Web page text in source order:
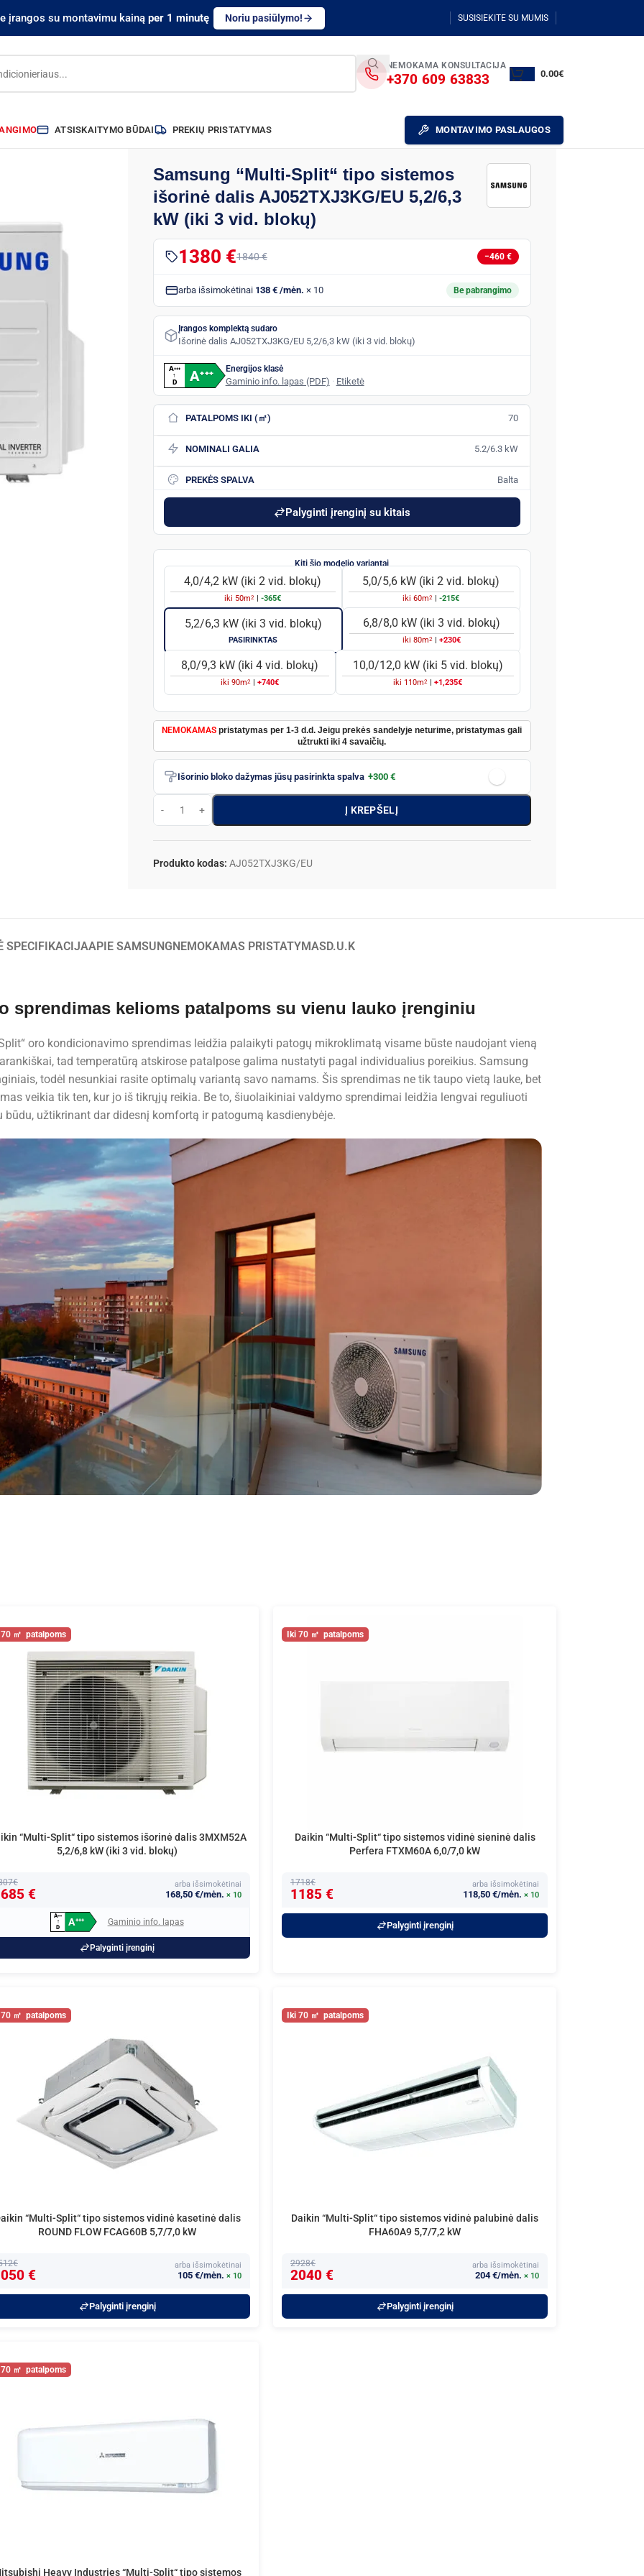
įrangos su montavimu kainą per 1 minutę Noriu pasiūlymo! SUSISIEKITE SU MUMIS
NEMOKAMA KONSULTACIJA
+370 609 63833 0.00€
ATSISKAITYMO BŪDAI PREKIŲ PRISTATYMAS MONTAVIMO PASLAUGOS
Samsung “Multi-Split“ tipo sistemos
išorinė dalis AJ052TXJ3KG/EU 5,2/6,3
kW (iki 3 vid. blokų)
1380 €1840 € −460 €
arba išsimokėtinai 138 € /mėn. × 10 Be pabrangimo
Įrangos komplektą sudaro
Išorinė dalis AJ052TXJ3KG/EU 5,2/6,3 kW (iki 3 vid. blokų)
A+++
↑
D A+++ Energijos klasė
Gaminio info. lapas (PDF) · Etiketė
PATALPOMS IKI (㎡) 70
NOMINALI GALIA 5.2/6.3 kW
PREKĖS SPALVA Balta
Palyginti įrenginį su kitais
4,0/4,2 kW (iki 2 vid. blokų)
iki 50m2 -365€
5,0/5,6 kW (iki 2 vid. blokų)
iki60m2 -215€
5,2/6,3 kW (iki 3 vid. blokų)
PASIRINKTAS
6,8/8,0 kW (iki 3 vid. blokų)
iki 80m2 +230€
8,0/9,3 kW (iki 4 vid. blokų)
iki 90m2 +740€
10,0/12,0 kW (iki 5 vid. blokų)
iki 110m2 +1,235€
NEMOKAMAS pristatymas per 1-3 d.d. Jeigu prekės sandelyje neturime, pristatymas gali
užtrukti iki 4 savaičių.
Išorinio bloko dažymas jūsų pasirinkta spalva +300 €
Į KREPŠELĮ
Produkto kodas: AJ052TXJ3KG/EU
SPECIFIKACIJAAPIE SAMSUNG NEMOKAMAS PRISTATYMAS D.U.K
sprendimas kelioms patalpoms su vienu lauko įrenginiu
oro kondicionavimo sprendimas leidžia palaikyti patogų mikroklimatą visame būste naudojant vieną
tad temperatūrą atskirose patalpose galima nustatyti pagal individualius poreikius. Samsung
todėl nesunkiai rasite optimalų variantą savo namams. Šis sprendimas ne tik taupo vietą lauke, bet
veikia tik ten, kur jo iš tikrųjų reikia. Be to, šiuolaikiniai valdymo sprendimai leidžia lengvai reguliuoti
būdu, užtikrinant dar didesnį komfortą ir patogumą kasdienybėje.
70
“Multi-Split“ tipo sistemos išorinė dalis 3MXM52A
5,2/6,8 kW (iki 3 vid. blokų)
€
arba išsimokėtinai
168,50 €/mėn. × 10
A+++
↑
D
A+++ Gaminio info. lapas
Palyginti įrenginį
70
Daikin “Multi-Split“ tipo sistemos vidinė sieninė dalis
Perfera FTXM60A 6,0/7,0 kW
1718€
1185 €
arba išsimokėtinai
118,50 €/mėn. × 10
Palyginti įrenginį
70
“Multi-Split“ tipo sistemos vidinė kasetinė dalis
ROUND FLOW FCAG60B 5,7/7,0 kW
€
arba išsimokėtinai
105 €/mėn. × 10
Palyginti įrenginį
70
Daikin “Multi-Split“ tipo sistemos vidinė palubinė dalis
FHA60A9 5,7/7,2 kW
2928€
2040 €
arba išsimokėtinai
204 €/mėn. × 10
Palyginti įrenginį
70
Heavy Industries “Multi-Split“ tipo sistemos